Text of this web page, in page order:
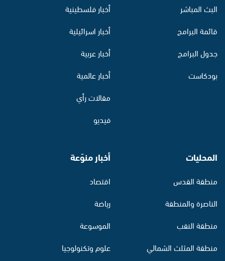
البث المباشر
قائمة البرامج
جدول البرامج
بودكاست
أخبار فلسطينية
أخبار اسرائيلية
أخبار عربية
أخبار عالمية
مقالات رأي
فيديو
المحليات
منطقة القدس
الناصرة والمنطقة
منطقة النقب
منطقة المثلث الشمالي
أخبار منوّعة
اقتصاد
رياضة
الموسوعة
علوم وتكنولوجيا